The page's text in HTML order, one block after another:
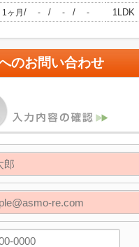
1ヶ月 / - / - / - 1LDK
のお問い合わせ